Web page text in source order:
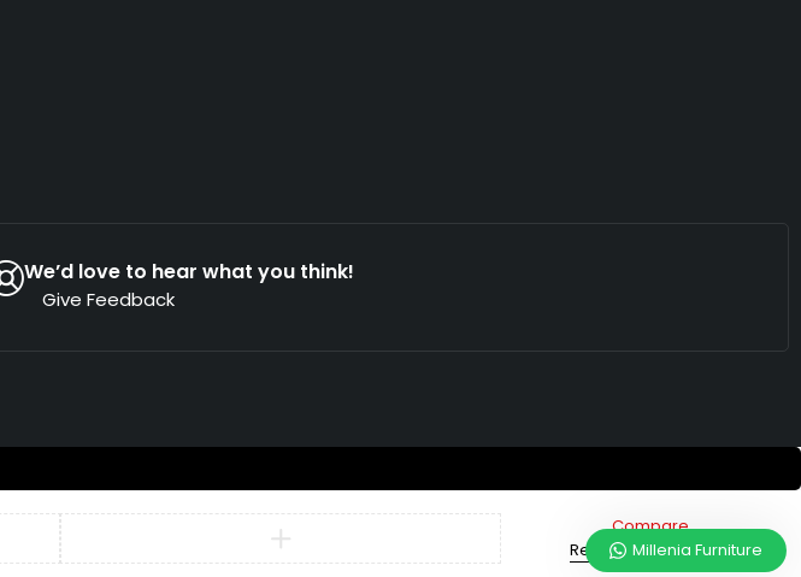
We’d love to hear what you think!
Give Feedback
Millenia Furniture
Compare
Remove all products